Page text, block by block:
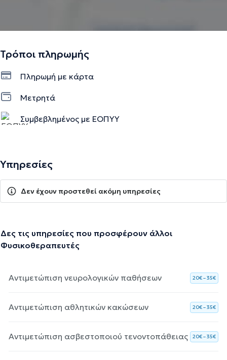
Τρόποι πληρωμής
Πληρωμή με κάρτα
Μετρητά
Συμβεβλημένος με ΕΟΠΥΥ
Υπηρεσίες
Δεν έχουν προστεθεί ακόμη υπηρεσίες
Δες τις υπηρεσίες που προσφέρουν άλλοι
Φυσικοθεραπευτές
Αντιμετώπιση νευρολογικών παθήσεων 20€ – 35€
Αντιμετώπιση αθλητικών κακώσεων 20€ – 35€
Αντιμετώπιση ασβεστοποιού τενοντοπάθειας 20€ – 35€